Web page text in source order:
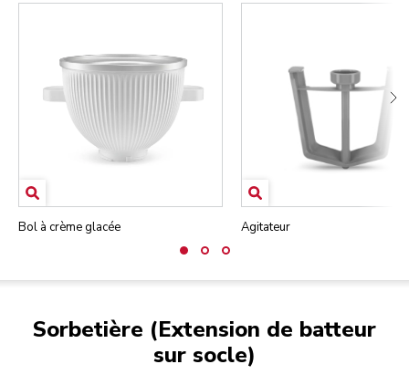
Bol à crème glacée Agitateur
Sorbetière (Extension de batteur
sur socle)